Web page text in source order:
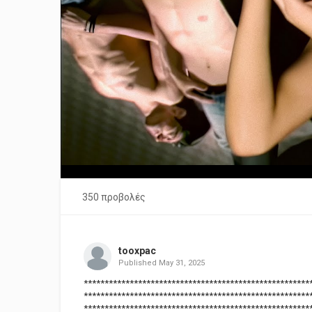
350 προβολές
tooxpac
Published May 31, 2025